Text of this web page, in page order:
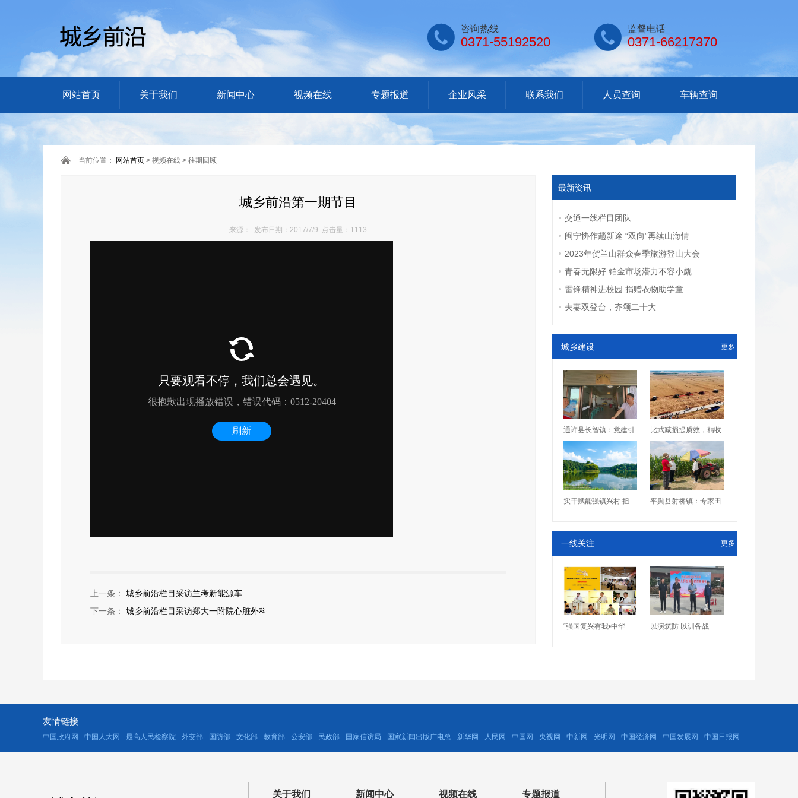
 咨询热线
0371-55192520  监督电话
0371-66217370
网站首页 关于我们 新闻中心 视频在线 专题报道 企业风采 联系我们 人员查询 车辆查询
当前位置： 网站首页 > 视频在线 > 往期回顾
城乡前沿第一期节目
来源： 发布日期：2017/7/9 点击量：1113
上一条： 城乡前沿栏目采访兰考新能源车
下一条： 城乡前沿栏目采访郑大一附院心脏外科
最新资讯
交通一线栏目团队
闽宁协作趟新途 “双向”再续山海情
2023年贺兰山群众春季旅游登山大会
青春无限好 铂金市场潜力不容小觑
雷锋精神进校园 捐赠衣物助学童
夫妻双登台，齐颂二十大
城乡建设 更多
通许县长智镇：党建引 比武减损提质效，精收
实干赋能强镇兴村 担 平舆县射桥镇：专家田
一线关注 更多
“强国复兴有我•中华 以演筑防 以训备战
友情链接
中国政府网 中国人大网 最高人民检察院 外交部 国防部 文化部 教育部 公安部 民政部 国家信访局 国家新闻出版广电总 新华网 人民网 中国网 央视网 中新网 光明网 中国经济网 中国发展网 中国日报网
关于我们 新闻中心 视频在线 专题报道